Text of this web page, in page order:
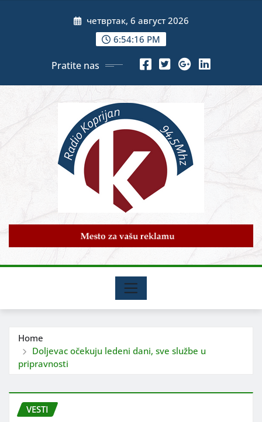
четвртак, 6 август 2026
6:54:18 PM
Pratite nas
Home
Doljevac očekuju ledeni dani, sve službe u
pripravnosti
VESTI